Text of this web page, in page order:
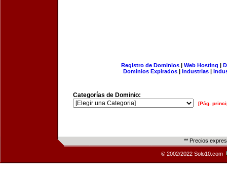
Registro de Dominios| Web Hosting |
Dominios Expirados | Industrias |
Categorías de Dominio:
[Pág.
** Precios
© 2002/2022 Solo10.com